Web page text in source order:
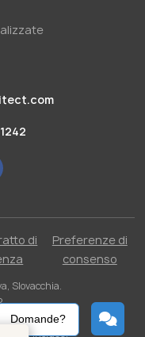
di
Preferenze di
consenso
Slovacchia.
sono incluse.
Domande?